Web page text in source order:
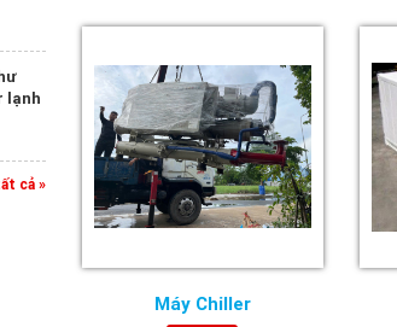
lạnh
cả »
Máy Chiller